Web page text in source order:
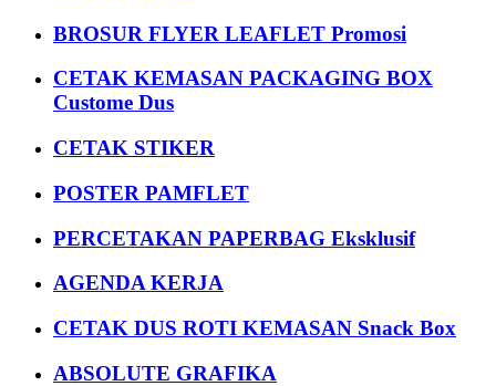
BROSUR FLYER LEAFLET Promosi
CETAK KEMASAN PACKAGING BOX
Custome Dus
CETAK STIKER
POSTER PAMFLET
PERCETAKAN PAPERBAG Eksklusif
AGENDA KERJA
CETAK DUS ROTI KEMASAN Snack Box
ABSOLUTE GRAFIKA